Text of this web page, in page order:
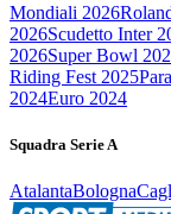
Mondiali 2026
2026Scudetto Inter
2026Super Bowl
Riding Fest 2025
2024Euro 2024
Squadra Serie A
AtalantaBologna